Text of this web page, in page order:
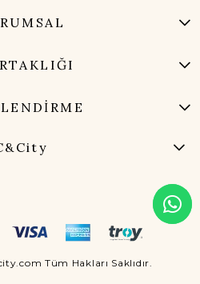
Tüm Hakları Saklıdır.